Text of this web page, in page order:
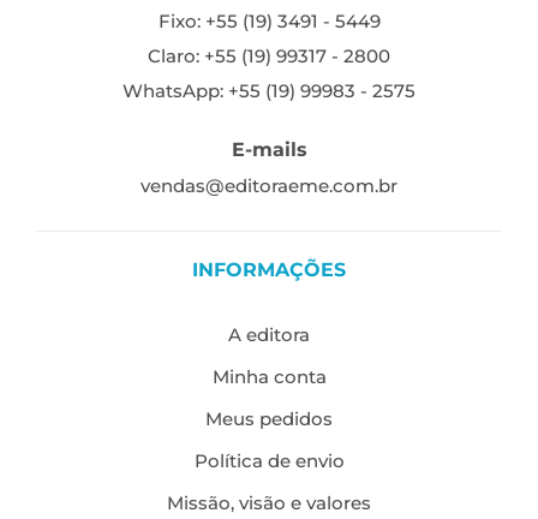
Fixo: +55 (19) 3491 - 5449
Claro: +55 (19) 99317 - 2800
WhatsApp: +55 (19) 99983 - 2575
E-mails
vendas@editoraeme.com.br
INFORMAÇÕES
A editora
Minha conta
Meus pedidos
Política de envio
Missão, visão e valores